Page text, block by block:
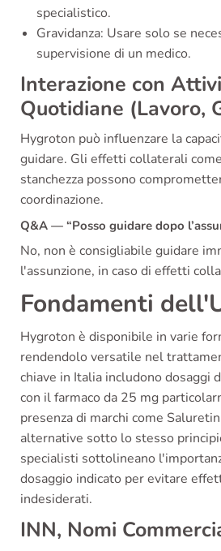
specialistico.
Gravidanza: Usare solo se
supervisione di un medico.
Interazione con
Quotidiane (Lavoro,
Hygroton può influenzare la
guidare. Gli effetti collaterali
stanchezza possono
coordinazione.
Q&A — “Posso guidare dopo
No, non è consigliabile guidare
l'assunzione, in caso di effetti
Fondamenti
Hygroton è disponibile in varie
rendendolo versatile nel
chiave in Italia includono dosaggi
con il farmaco da 25 mg
presenza di marchi come
alternative sotto lo stesso
specialisti sottolineano
dosaggio indicato per evitare
indesiderati.
INN, Nomi